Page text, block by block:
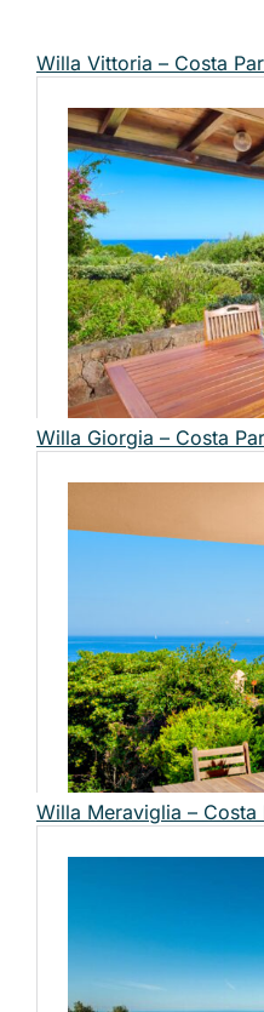
Willa Vittoria – Costa
Willa Giorgia – Costa
Willa Meraviglia – Costa